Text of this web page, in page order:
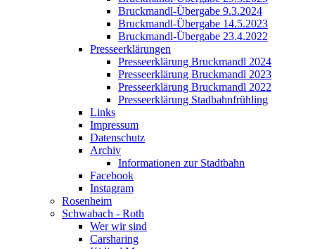
Bruckmandl-Übergabe 9.3.2024
Bruckmandl-Übergabe 14.5.2023
Bruckmandl-Übergabe 23.4.2022
Presseerklärungen
Presseerklärung Bruckmandl 2024
Presseerklärung Bruckmandl 2023
Presseerklärung Bruckmandl 2022
Presseerklärung Stadbahnfrühling
Links
Impressum
Datenschutz
Archiv
Informationen zur Stadtbahn
Facebook
Instagram
Rosenheim
Schwabach - Roth
Wer wir sind
Carsharing